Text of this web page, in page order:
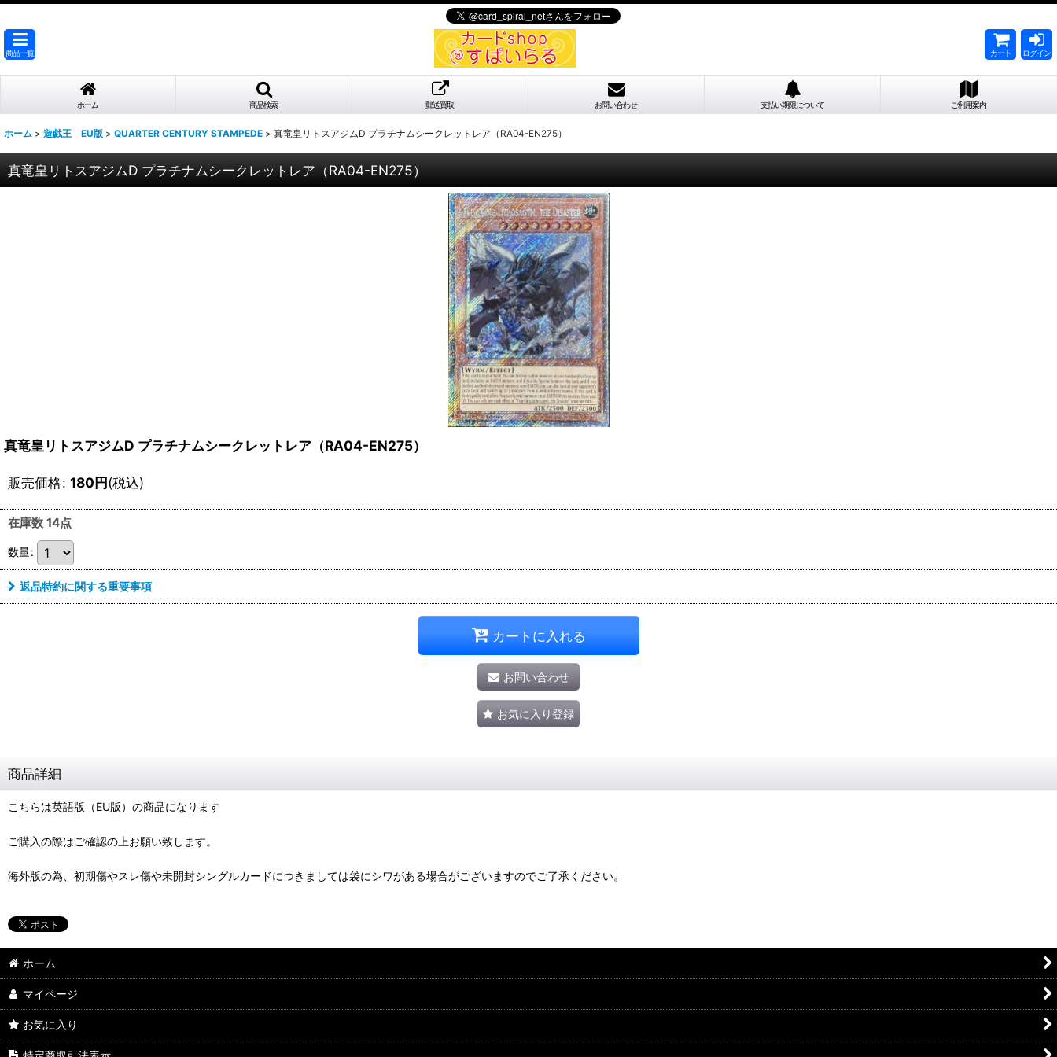
商品一覧 カート ログイン
ホーム 商品検索 郵送買取 お問い合わせ 支払い期限について ご利用案内
ホーム > 遊戯王 EU版 > QUARTER CENTURY STAMPEDE > 真竜皇リトスアジムD プラチナムシークレットレア（RA04-EN275）
真竜皇リトスアジムD プラチナムシークレットレア（RA04-EN275）
真竜皇リトスアジムD プラチナムシークレットレア（RA04-EN275）
販売価格: 180円(税込)
在庫数 14点
数量:
返品特約に関する重要事項
カートに入れる
お問い合わせ
お気に入り登録
商品詳細
こちらは英語版（EU版）の商品になります
ご購入の際はご確認の上お願い致します。
海外版の為、初期傷やスレ傷や未開封シングルカードにつきましては袋にシワがある場合がございますのでご了承ください。
ホーム
マイページ
お気に入り